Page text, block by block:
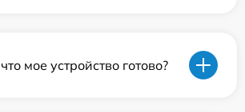
мое устройство готово?